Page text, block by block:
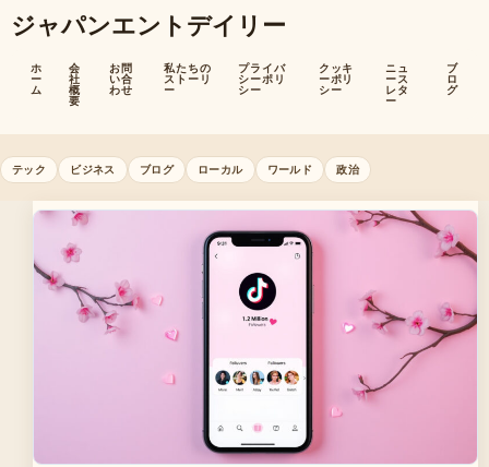
ジャパンエントデイリー
ホ
ー
ム
会
社
概
要
お問
い合
わせ
私たちの
ストーリ
ー
プライバ
シーポリ
シー
クッキ
ーポリ
シー
ニュ
ース
レタ
ー
ブ
ロ
グ
テック ビジネス ブログ ローカル ワールド 政治